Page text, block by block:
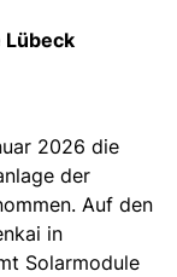
Lübeck
2026 die
der
Auf den
in
Solarmodule